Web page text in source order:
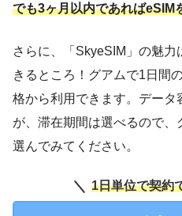
でも3ヶ月以内であればeSIM
さらに、「SkyeSIM」の魅
きるところ！グアムで1日間
格から利用できます。デー
が、滞在期間は選べるので
選んでみてください。
1日単位で契約